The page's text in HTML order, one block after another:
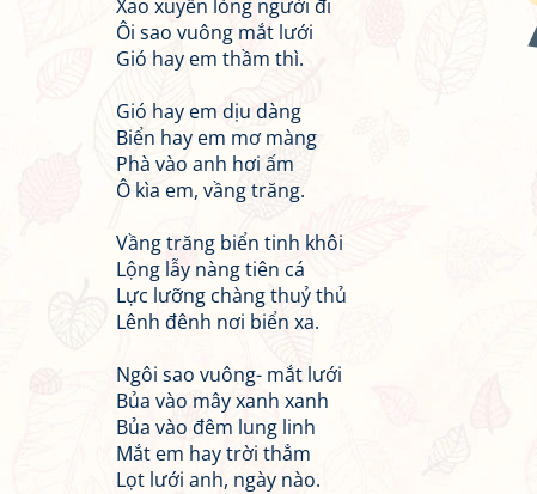
Xao xuyến lòng người đi
Ôi sao vuông mắt lưới
Gió hay em thầm thì.
Gió hay em dịu dàng
Biển hay em mơ màng
Phà vào anh hơi ấm
Ô kìa em, vầng trăng.
Vầng trăng biển tinh khôi
Lộng lẫy nàng tiên cá
Lực lưỡng chàng thuỷ thủ
Lênh đênh nơi biển xa.
Ngôi sao vuông- mắt lưới
Bủa vào mây xanh xanh
Bủa vào đêm lung linh
Mắt em hay trời thẳm
Lọt lưới anh, ngày nào.